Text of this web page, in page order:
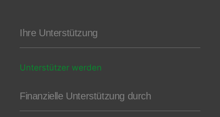
Ihre Unterstützung
Unterstützer werden
Finanzielle Unterstützung durch